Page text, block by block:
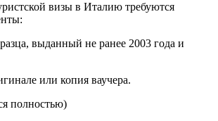
визы в Италию требуются
выданный не ранее 2003 года и
или копия ваучера.
полностью)